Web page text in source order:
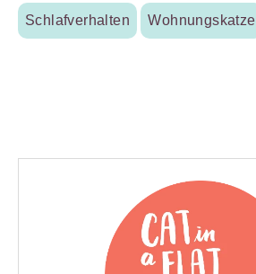
Schlafverhalten Wohnungskatze